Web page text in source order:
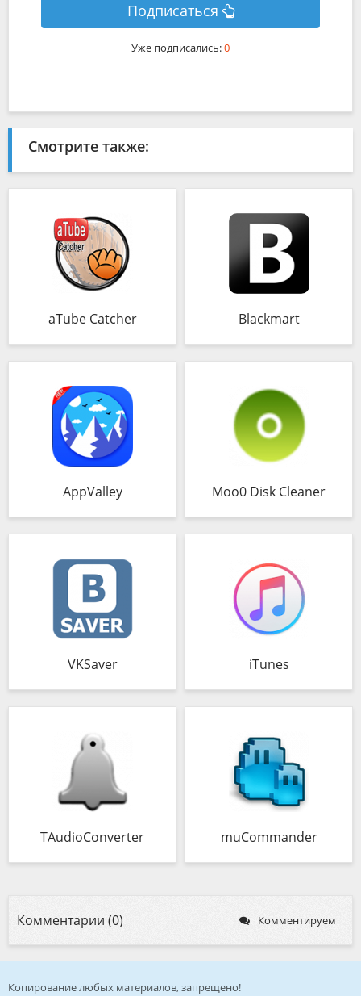
Подписаться
Уже подписались:0
Смотрите также:
aTube Catcher Blackmart
AppValley Moo0 Disk Cleaner
VKSaver iTunes
TAudioConverter muCommander
Комментарии (0) Комментируем
Копирование любых материалов, запрещено!